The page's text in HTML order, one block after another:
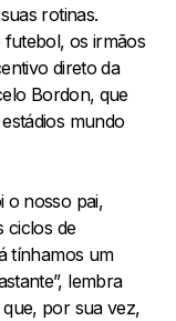
rotinas.
futebol, os irmãos
direto da
Bordon, que
mundo
o nosso pai,
ciclos de
tínhamos um
lembra
por sua vez,